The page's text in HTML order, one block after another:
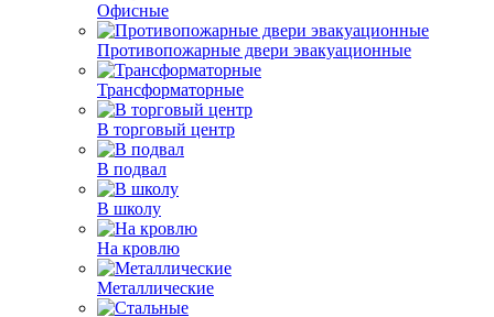
Офисные
Противопожарные двери эвакуационные
Трансформаторные
В торговый центр
В подвал
В школу
На кровлю
Металлические